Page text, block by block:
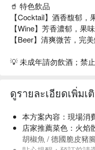
🥤 特色飲品
【Cocktail】酒香馥郁
【Wine】芳香濃郁，果
【Beer】清爽微苦，完
💡 未成年請勿飲酒；禁
ดูรายละเอียดเพิ่มเ
本方案內容：現場消
店家推薦菜色：火焰
胡椒魚 / 德國脆皮豬